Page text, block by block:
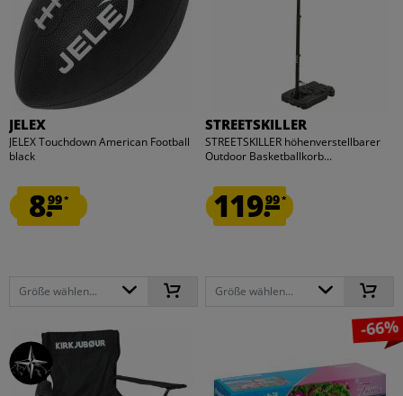
JELEX
JELEX Touchdown American Football
black
8.99*
Größe wählen...
STREETSKILLER
STREETSKILLER höhenverstellbarer
Outdoor Basketballkorb...
119.99*
Größe wählen...
-66%